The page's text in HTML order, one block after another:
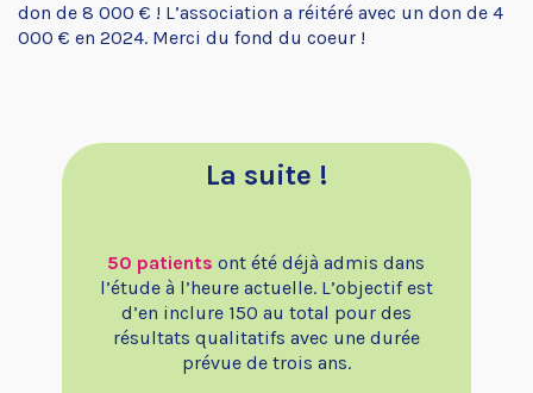
don de 8 000 € ! L’association a réitéré avec un don de 4
000 € en 2024. Merci du fond du coeur !
La suite !
50 patients ont été déjà admis dans
l’étude à l’heure actuelle. L’objectif est
d’en inclure 150 au total pour des
résultats qualitatifs avec une durée
prévue de trois ans.